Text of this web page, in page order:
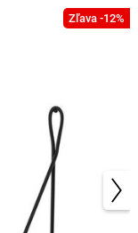
Zľava -12%